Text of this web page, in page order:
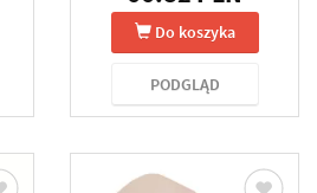
Do koszyka
PODGLĄD